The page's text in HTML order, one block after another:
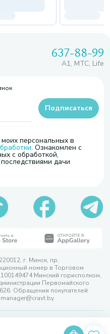
637-88-99
A1, МТС, Life
персональных в
. Ознакомлен с
с обработкой,
дачи
Подписаться
г. Минск, пр.
номер в Торговом
Минский горисполком,
Первомайского
Обращения покупателей